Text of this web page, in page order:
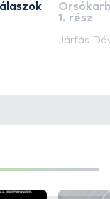
1. rész
Járfás